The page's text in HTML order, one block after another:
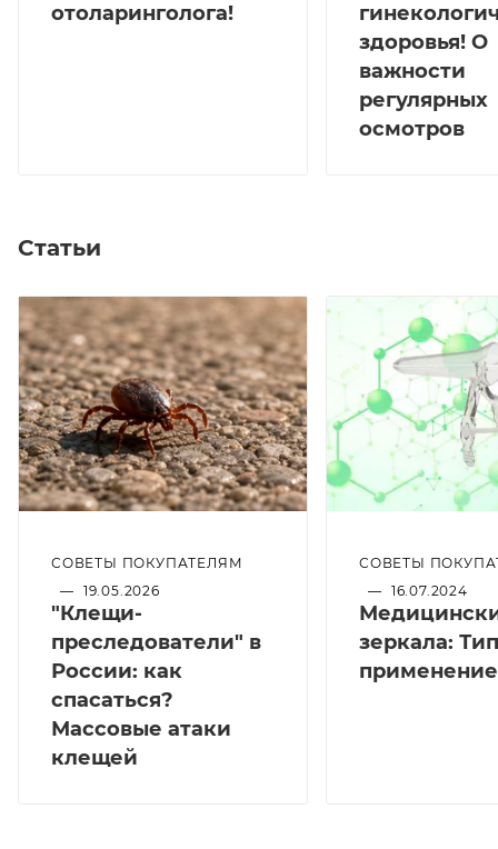
отоларинголога!
здоровья! О
важности
регулярных
осмотров
Статьи
СОВЕТЫ ПОКУПАТЕЛЯМ
— 19.05.2026
"Клещи-
преследователи" в
России: как
спасаться?
Массовые атаки
клещей
СОВЕТЫ
— 16.07.2024
зеркала:
применение